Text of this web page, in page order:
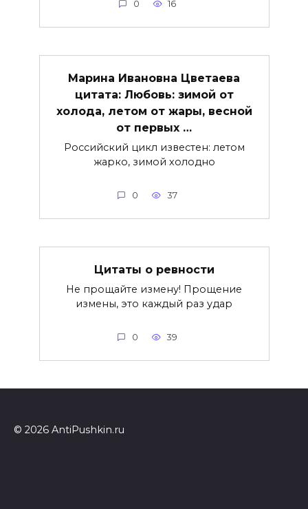
0 16
Марина Ивановна Цветаева
цитата: Любовь: зимой от
холода, летом от жары, весной
от первых …
Российский цикл известен: летом
жарко, зимой холодно
0 37
Цитаты о ревности
Не прощайте измену! Прощение
измены, это каждый раз удар
0 39
© 2026 AntiPushkin.ru